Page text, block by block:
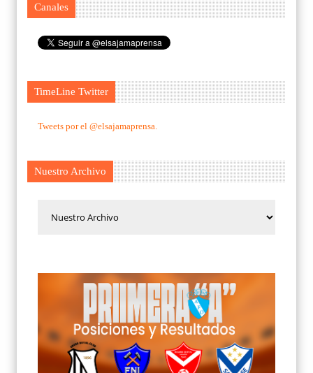
Canales
TimeLine Twitter
Tweets por el @elsajamaprensa.
Nuestro Archivo